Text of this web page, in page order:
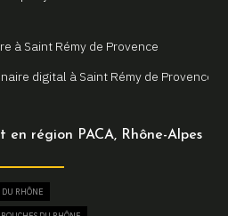
à Saint Rémy de Provence
digital à Saint Rémy de Provence
Gemini Web à Arles
internet à Martigues
web à Martigues
région PACA, Rhône-Alpes
DU RHÔNE